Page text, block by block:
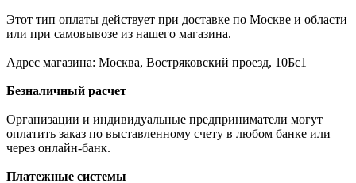
Этот тип оплаты действует при доставке по Москве и области
или при самовывозе из нашего магазина.
Адрес магазина: Москва, Востряковский проезд, 10Бс1
Безналичный расчет
Организации и индивидуальные предприниматели могут
оплатить заказ по выставленному счету в любом банке или
через онлайн-банк.
Платежные системы